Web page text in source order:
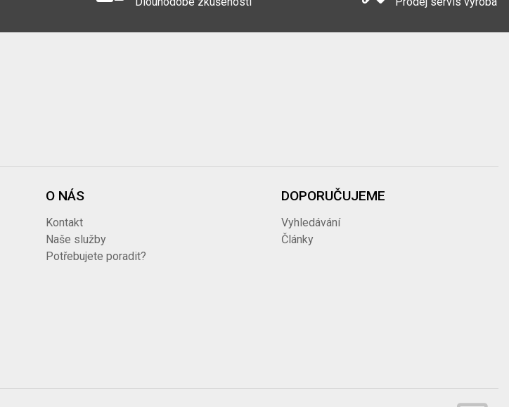
O NÁS
Kontakt
Naše služby
Potřebujete poradit?
DOPORUČUJEME
Vyhledávání
Články